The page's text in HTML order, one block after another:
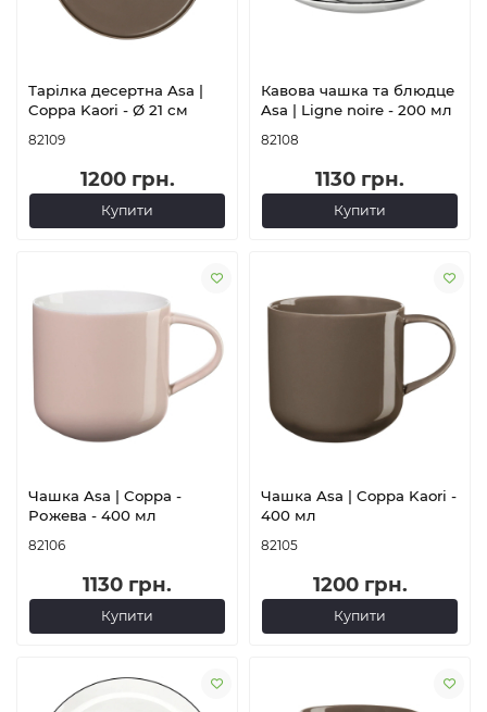
Тарілка десертна Asa |
Coppa Kaori - Ø 21 см
82109
1200 грн.
Купити
Кавова чашка та блюдце
Asa | Ligne noire - 200 мл
82108
1130 грн.
Купити
Чашка Asa | Coppa -
Рожева - 400 мл
82106
1130 грн.
Купити
Чашка Asa | Coppa Kaori -
400 мл
82105
1200 грн.
Купити